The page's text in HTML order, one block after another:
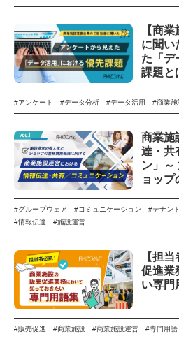
【商
に聞い
た「デ
課題と
#アンケート #データ分析 #データ活用 #商業施
商業施
達・共
ン」～
ョップ
#グループウェア #コミュニケーション #テナン
#情報伝達
#施設運営
【担
促進業
い専門
#販売促進 #商業施設 #商業施設運営 #専門用語